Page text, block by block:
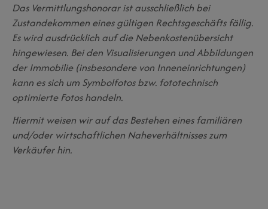
Das Vermittlungshonorar ist ausschließlich bei
Zustandekommen eines gültigen Rechtsgeschäfts fällig.
Es wird ausdrücklich auf die Nebenkostenübersicht
hingewiesen. Bei den Visualisierungen und Abbildungen
der Immobilie (insbesondere von Inneneinrichtungen)
kann es sich um Symbolfotos bzw. fototechnisch
optimierte Fotos handeln.
Hiermit weisen wir auf das Bestehen eines familiären
und/oder wirtschaftlichen Naheverhältnisses zum
Verkäufer hin.